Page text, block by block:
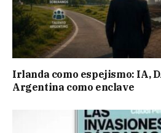
Irlanda como espejismo: IA,
Argentina como enclave